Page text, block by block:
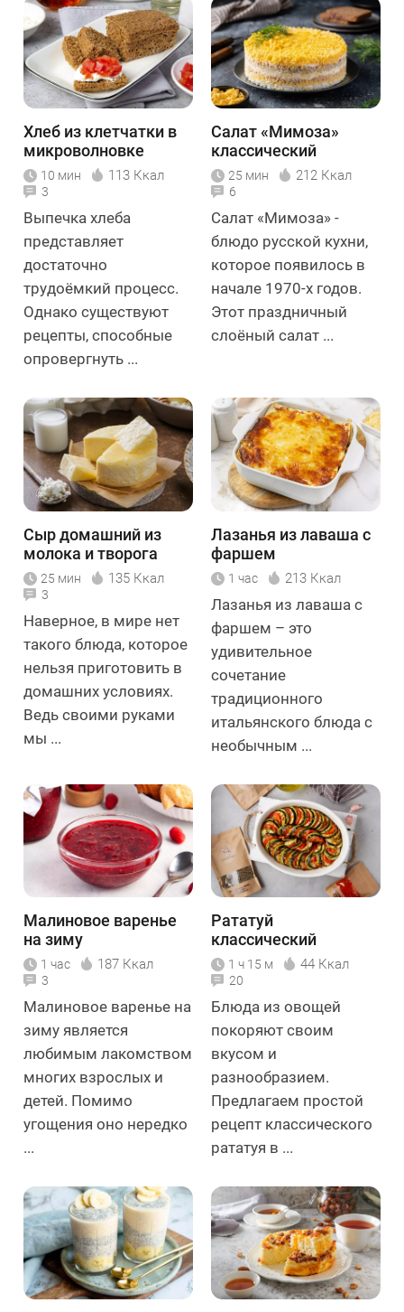
Хлеб из клетчатки в
микроволновке
10 мин 113 Ккал
3
Выпечка хлеба
представляет
достаточно
трудоёмкий процесс.
Однако существуют
рецепты, способные
опровергнуть ...
Салат «Мимоза»
классический
25 мин 212 Ккал
6
Салат «Мимоза» -
блюдо русской кухни,
которое появилось в
начале 1970-х годов.
Этот праздничный
слоёный салат ...
Сыр домашний из
молока и творога
25 мин 135 Ккал
3
Наверное, в мире нет
такого блюда, которое
нельзя приготовить в
домашних условиях.
Ведь своими руками
мы ...
Лазанья из лаваша с
фаршем
1 час 213 Ккал
Лазанья из лаваша с
фаршем – это
удивительное
сочетание
традиционного
итальянского блюда с
необычным ...
Малиновое варенье
на зиму
1 час 187 Ккал
3
Малиновое варенье на
зиму является
любимым лакомством
многих взрослых и
детей. Помимо
угощения оно нередко
...
Рататуй
классический
1 ч 15 м 44 Ккал
20
Блюда из овощей
покоряют своим
вкусом и
разнообразием.
Предлагаем простой
рецепт классического
рататуя в ...